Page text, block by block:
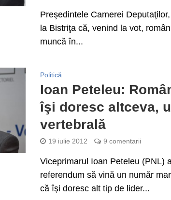
Preşedintele Camerei
la Bistriţa că, venind la vot,
muncă în...
Politică
Ioan Peteleu:
îşi doresc altceva,
vertebrală
19 iulie 2012 9 comentarii
Viceprimarul Ioan Peteleu (PNL)
referendum să vină un număr
că îşi doresc alt tip de lider...